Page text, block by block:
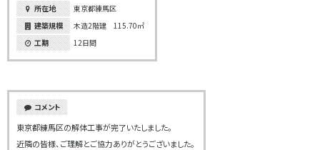
所在地
東京都練馬区
建築規模
木造2階建 115.70㎡
工期
12日間
コメント
東京都練馬区の解体工事が完了いたしました。
近隣の皆様、ご理解とご協力ありがとうございました。